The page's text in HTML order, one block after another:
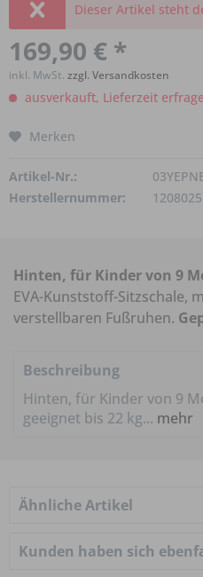
Dieser Artikel steht
169,90 € *
inkl. MwSt. zzgl. Versandkosten
ausverkauft, Lieferzeit
Merken
Artikel-Nr.:
Herstellernummer:
Hinten, für Kinder von 9
EVA-Kunststoff-Sitzschale,
verstellbaren Fußruhen.
Beschreibung
Hinten, für Kinder von 9
geeignet bis 22 kg... mehr
Ähnliche Artikel
Kunden haben sich